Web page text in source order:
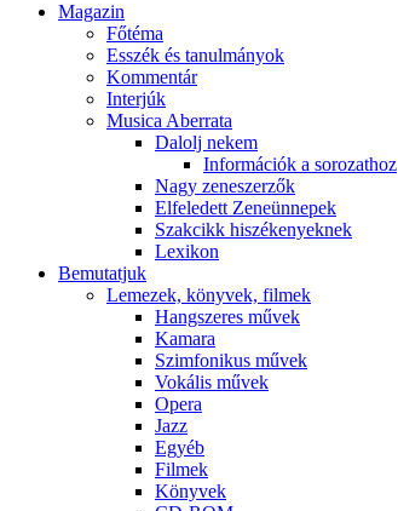
Magazin
Főtéma
Esszék és tanulmányok
Kommentár
Interjúk
Musica Aberrata
Dalolj nekem
Információk a sorozathoz
Nagy zeneszerzők
Elfeledett Zeneünnepek
Szakcikk hiszékenyeknek
Lexikon
Bemutatjuk
Lemezek, könyvek, filmek
Hangszeres művek
Kamara
Szimfonikus művek
Vokális művek
Opera
Jazz
Egyéb
Filmek
Könyvek